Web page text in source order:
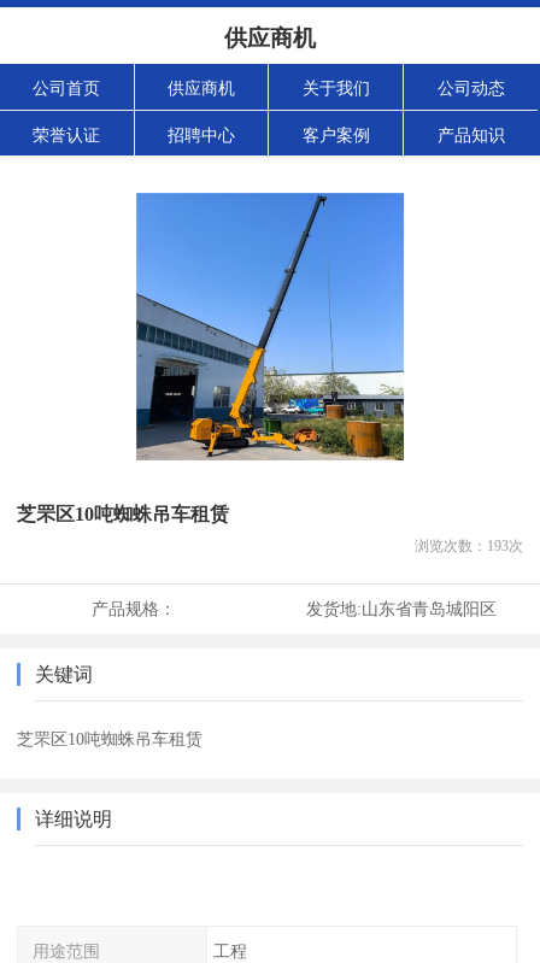
供应商机
公司首页 供应商机 关于我们 公司动态
荣誉认证 招聘中心 客户案例 产品知识
芝罘区10吨蜘蛛吊车租赁
浏览次数： 193次
产品规格： 发货地:山东省青岛城阳区
关键词
芝罘区10吨蜘蛛吊车租赁
详细说明
用途范围 工程